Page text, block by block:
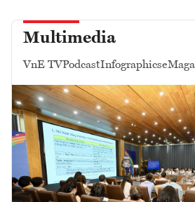
Multimedia
VnE TVPodcastInfographics